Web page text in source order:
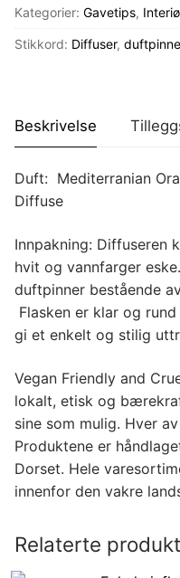
Mediterranean
Orange
Kategorier: Gavetips,
Stikkord: Diffuser,
Beskrivelse
Duft: Mediterranian
Diffuse
Innpakning: Diffuseren
hvit og vannfarger
duftpinner bestående
Flasken er klar og
gi et enkelt og stilig
Vegan Friendly and
lokalt, etisk og
sine som mulig. Hver
Produktene er
Dorset. Hele
innenfor den vakre
Relaterte